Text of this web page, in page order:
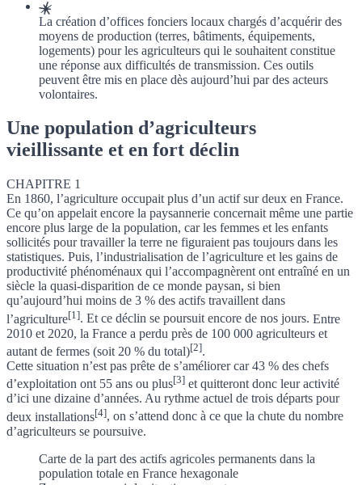
La création d’offices fonciers locaux chargés d’acquérir des
moyens de production (terres, bâtiments, équipements,
logements) pour les agriculteurs qui le souhaitent constitue
une réponse aux difficultés de transmission. Ces outils
peuvent être mis en place dès aujourd’hui par des acteurs
volontaires.
Une population d’agriculteurs
vieillissante et en fort déclin
CHAPITRE 1
En 1860, l’agriculture occupait plus d’un actif sur deux en France.
Ce qu’on appelait encore la paysannerie concernait même une partie
encore plus large de la population, car les femmes et les enfants
sollicités pour travailler la terre ne figuraient pas toujours dans les
statistiques. Puis, l’industrialisation de l’agriculture et les gains de
productivité phénoménaux qui l’accompagnèrent ont entraîné en un
siècle la quasi-disparition de ce monde paysan, si bien
qu’aujourd’hui moins de 3 % des actifs travaillent dans
l’agriculture[1]. Et ce déclin se poursuit encore de nos jours. Entre
2010 et 2020, la France a perdu près de 100 000 agriculteurs et
autant de fermes (soit 20 % du total)[2].
Cette situation n’est pas prête de s’améliorer car43 % des chefs
d’exploitation ont 55 ans ou plus[3] et quitteront donc leur activité
d’ici une dizaine d’années. Au rythme actuel de trois départs pour
deux installations[4], on s’attend donc à ce que la chute du nombre
d’agriculteurs se poursuive.
Carte de la part des actifs agricoles permanents dans la
population totale en France hexagonale